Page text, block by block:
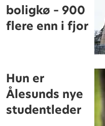
boligkø – 900
flere enn i fjor
Hun er
Ålesunds nye
studentleder